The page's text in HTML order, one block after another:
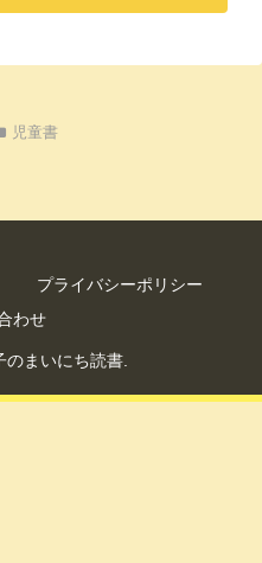
児童書
プライバシーポリシー
わせ
まいにち読書.